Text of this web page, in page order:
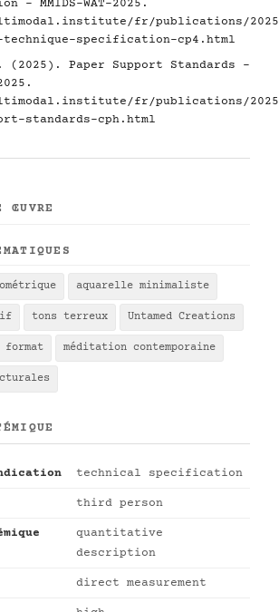
- MMIDS-WAT-2025.
fr/publications/2025/
technique-specification-cp4.html
(2025). Paper Support Standards -
fr/publications/2025/
standards-cph.html
ŒUVRE
aquarelle minimaliste
tons terreux Untamed Creations
méditation contemporaine
technical specification
third person
quantitative
description
direct measurement